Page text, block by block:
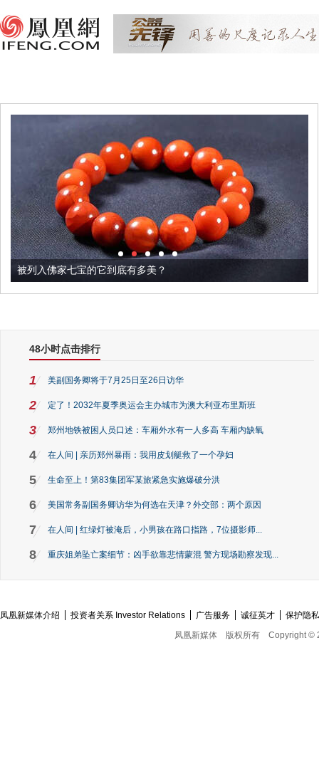
被列入佛家七宝的它到底有多美？
48小时点击排行
1 美副国务卿将于7月25日至26日访华
2 定了！2032年夏季奥运会主办城市为澳大利亚布里斯班
3 郑州地铁被困人员口述：车厢外水有一人多高 车厢内缺氧
4 在人间 | 亲历郑州暴雨：我用皮划艇救了一个孕妇
5 生命至上！第83集团军某旅紧急实施爆破分洪
6 美国常务副国务卿访华为何选在天津？外交部：两个原因
7 在人间 | 红绿灯被淹后，小男孩在路口指路，7位摄影师...
8 重庆姐弟坠亡案细节：凶手欲靠悲情蒙混 警方现场勘察发现...
凤凰新媒体介绍 投资者关系 Investor Relations 广告服务 诚征英才
保护隐
凤凰新媒体
版权所有 Copyright ©